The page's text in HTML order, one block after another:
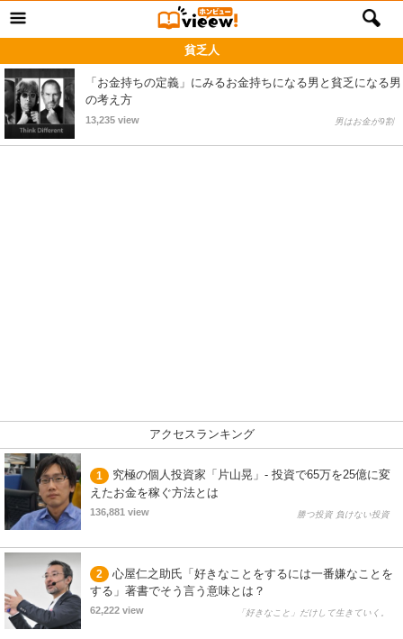
貧乏人
「お金持ちの定義」にみるお金持ちになる男と貧乏になる男
の考え方
13,235 view 男はお金が9割
アクセスランキング
1
究極の個人投資家「片山晃」- 投資で65万を25億に変
えたお金を稼ぐ方法とは
136,881 view 勝つ投資 負けない投資
2
心屋仁之助氏「好きなことをするには一番嫌なことを
する」著書でそう言う意味とは？
62,222 view 「好きなこと」だけして生きていく。